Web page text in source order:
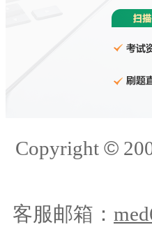
Copyright ©
客服邮箱：